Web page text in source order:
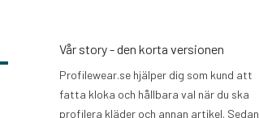
Vår story - den korta versionen
Profilewear.se hjälper dig som kund att
fatta kloka och hållbara val när du ska
profilera kläder och annan artikel. Sedan